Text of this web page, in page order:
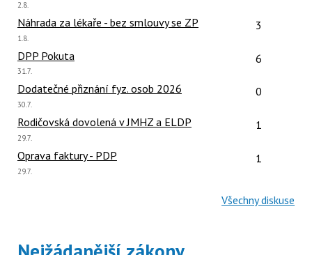
Poslední
2.8.
Náhrada za lékaře - bez smlouvy se ZP Počet
3
Poslední
1.8.
DPP Pokuta Počet
6
Poslední
31.7.
Dodatečné přiznání fyz. osob 2026 Počet
0
Poslední
30.7.
Rodičovská dovolená v JMHZ a ELDP Počet
1
Poslední
29.7.
Oprava faktury - PDP Počet
1
Poslední
29.7.
Všechny diskuse